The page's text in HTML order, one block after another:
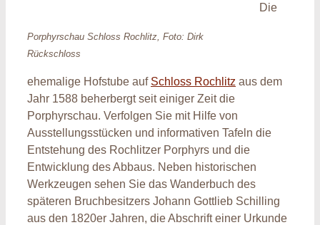
Porphyrschau Schloss Rochlitz, Foto: Dirk
Rückschloss
Die
ehemalige Hofstube auf Schloss Rochlitz aus dem
Jahr 1588 beherbergt seit einiger Zeit die
Porphyrschau. Verfolgen Sie mit Hilfe von
Ausstellungsstücken und informativen Tafeln die
Entstehung des Rochlitzer Porphyrs und die
Entwicklung des Abbaus. Neben historischen
Werkzeugen sehen Sie das Wanderbuch des
späteren Bruchbesitzers Johann Gottlieb Schilling
aus den 1820er Jahren, die Abschrift einer Urkunde